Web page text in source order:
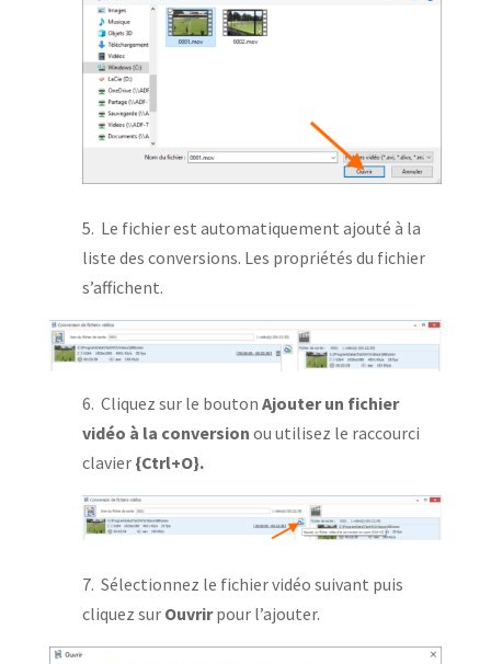
5. Le fichier est automatiquement ajouté à la
liste des conversions. Les propriétés du fichier
s’affichent.
6. Cliquez sur le bouton Ajouter un fichier
vidéo à la conversion ou utilisez le raccourci
clavier {Ctrl+O}.
7. Sélectionnez le fichier vidéo suivant puis
cliquez sur Ouvrirpour l’ajouter.